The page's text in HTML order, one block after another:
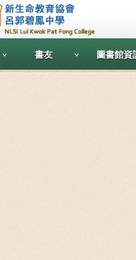
書友 圖書館資